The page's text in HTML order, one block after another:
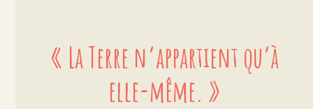
« La Terre n’appartient qu’à
elle-même. »